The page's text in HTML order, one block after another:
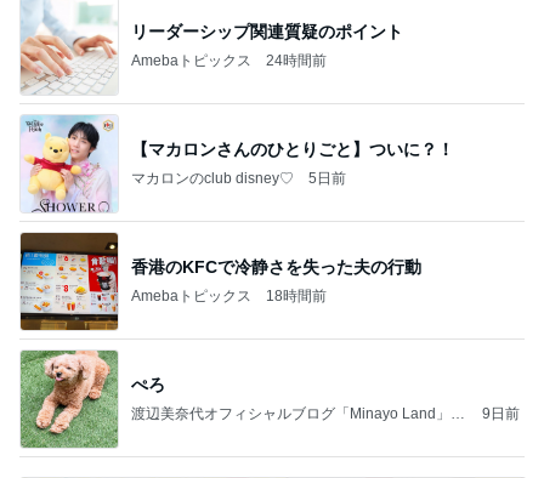
リーダーシップ関連質疑のポイント
Amebaトピックス 24時間前
【マカロンさんのひとりごと】ついに？！
マカロンのclub disney♡ 5日前
香港のKFCで冷静さを失った夫の行動
Amebaトピックス 18時間前
ぺろ
渡辺美奈代オフィシャルブログ「Minayo Land」P
9日前